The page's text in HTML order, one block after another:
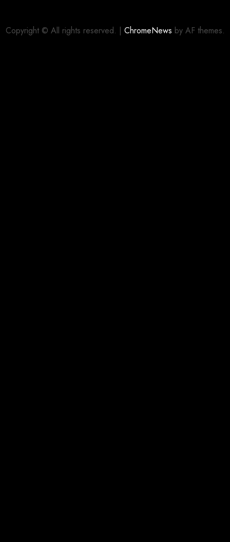
Copyright © All rights reserved. | ChromeNews by AF themes.